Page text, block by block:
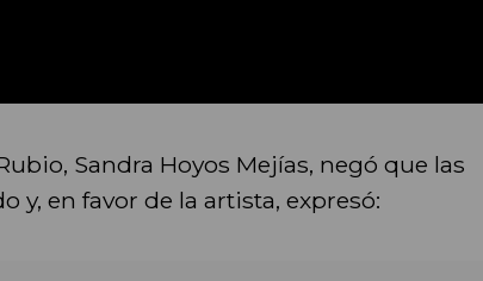
Sandra Hoyos Mejías, negó que las
y, en favor de la artista, expresó: